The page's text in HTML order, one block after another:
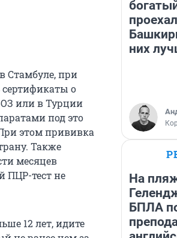
Стамбуле, при
о
или в Турции
под это
этом прививка
Также
месяцев
ПЦР-тест не
12 лет, идите
них
На
БПЛА